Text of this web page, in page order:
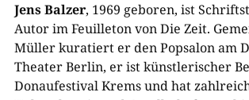
Jens Balzer, 1969 geboren, ist
Autor im Feuilleton von Die Zeit.
Müller kuratiert er den Popsalon am
Theater Berlin, er ist künstlerischer
Donaufestival Krems und hat